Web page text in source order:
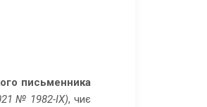
письменника
№ 1982-IX), чиє